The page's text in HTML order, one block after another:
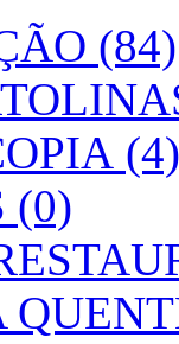
(84)
(4)
(0)